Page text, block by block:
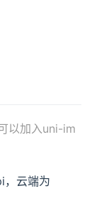
以加入uni-im
，云端为